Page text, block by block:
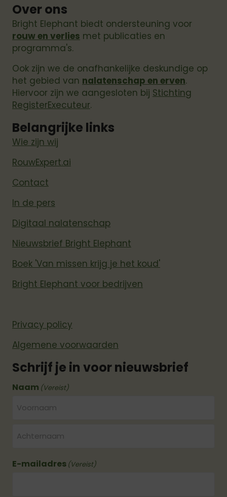
Over ons
Bright Elephant biedt ondersteuning voor
rouw en verlies met publicaties en
programma's.
Ook zijn we de onafhankelijke deskundige op
het gebied van nalatenschap en erven.
Hiervoor zijn we aangesloten bij Stichting
RegisterExecuteur.
Belangrijke links
Wie zijn wij
RouwExpert.ai
Contact
In de pers
Digitaal nalatenschap
Nieuwsbrief Bright Elephant
Boek 'Van missen krijg je het koud'
Bright Elephant voor bedrijven
Privacy policy
Algemene voorwaarden
Schrijf je in voor nieuwsbrief
Naam (Vereist)
E-mailadres (Vereist)